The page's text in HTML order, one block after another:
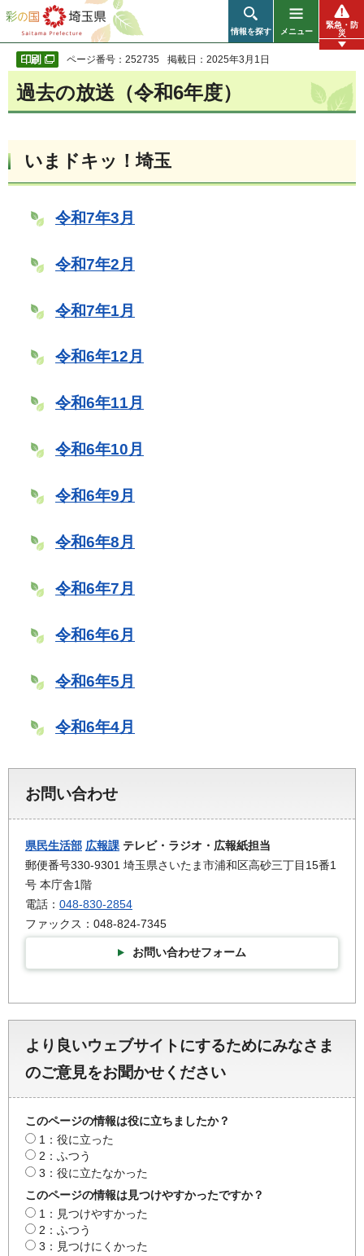
彩の国 埼玉県
情報を探す メニュー
緊急・防
災
ページ番号：252735 掲載日：2025年3月1日
過去の放送（令和6年度）
いまドキッ！埼玉
令和7年3月
令和7年2月
令和7年1月
令和6年12月
令和6年11月
令和6年10月
令和6年9月
令和6年8月
令和6年7月
令和6年6月
令和6年5月
令和6年4月
お問い合わせ
県民生活部 広報課 テレビ・ラジオ・広報紙担当
郵便番号330-9301 埼玉県さいたま市浦和区高砂三丁目15番1
号 本庁舎1階
電話： 048-830-2854
ファックス：048-824-7345
お問い合わせフォーム
より良いウェブサイトにするためにみなさま
のご意見をお聞かせください
このページの情報は役に立ちましたか？
1：役に立った
2：ふつう
3：役に立たなかった
このページの情報は見つけやすかったですか？
1：見つけやすかった
2：ふつう
3：見つけにくかった